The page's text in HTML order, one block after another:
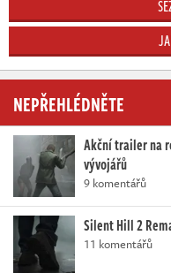
NEPŘEHLÉDNĚTE
Akční trailer na
vývojářů
9 komentářů
Silent Hill 2
11 komentářů